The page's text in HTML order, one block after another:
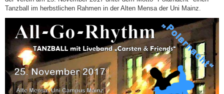
Tanzball im herbstlichen Rahmen in der Alten Mensa der Uni Mainz.